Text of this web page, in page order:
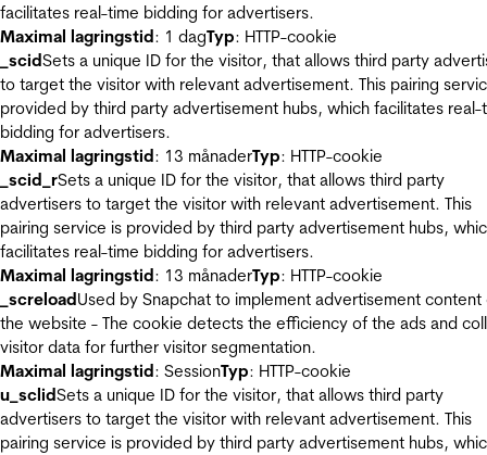
facilitates real-time bidding for advertisers.
Maximal lagringstid: 1 dagTyp: HTTP-cookie
_scidSets a unique ID for the visitor, that allows third party
to target the visitor with relevant advertisement. This pairing
provided by third party advertisement hubs, which facilitates real-
bidding for advertisers.
Maximal lagringstid: 13 månaderTyp: HTTP-cookie
_scid_rSets a unique ID for the visitor, that allows third party
advertisers to target the visitor with relevant advertisement. This
pairing service is provided by third party advertisement hubs,
facilitates real-time bidding for advertisers.
Maximal lagringstid: 13 månaderTyp: HTTP-cookie
_screloadUsed by Snapchat to implement advertisement content
the website - The cookie detects the efficiency of the ads and
visitor data for further visitor segmentation.
Maximal lagringstid: SessionTyp: HTTP-cookie
u_sclidSets a unique ID for the visitor, that allows third party
advertisers to target the visitor with relevant advertisement. This
pairing service is provided by third party advertisement hubs,